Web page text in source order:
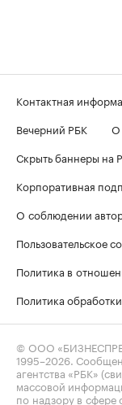
Контактная
Вечерний РБК
О
Скрыть баннеры на
Корпоративная
О соблюдении
Пользовательское
Политика в
Политика
© ООО
1995–2026 .
агентства «РБК»
массовой
по надзору в сфере